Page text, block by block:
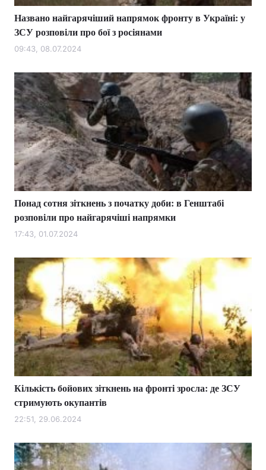
Названо найгарячіший напрямок фронту в Україні: у
ЗСУ розповіли про бої з росіянами
09:43, 08.07.2024
Понад сотня зіткнень з початку доби: в Генштабі
розповіли про найгарячіші напрямки
17:43, 01.07.2024
Кількість бойових зіткнень на фронті зросла: де ЗСУ
стримують окупантів
22:51, 29.06.2024